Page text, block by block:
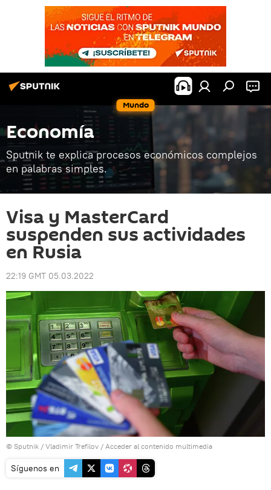
Mundo
Economía
Sputnik te explica procesos económicos complejos
en palabras simples.
Visa y MasterCard
suspenden sus actividades
en Rusia
22:19 GMT 05.03.2022
© Sputnik / Vladimir Trefilov / Acceder al contenido multimedia
Síguenos en